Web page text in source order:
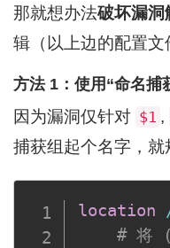
那就想办法破坏漏洞
辑（以上边的配置文
方法 1：使用“命名捕
因为漏洞仅针对 $1 ,
捕获组起个名字，就
location
# 将